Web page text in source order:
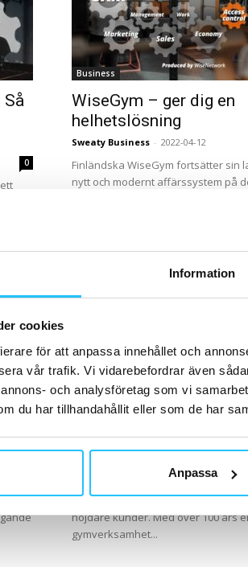
Information
cookies
för att anpassa innehållet och
vår trafik. Vi vidarebefordrar även
och analysföretag som vi
du har tillhandahållit eller som de har
Anpassa
Så
0
Business
WiseGym – ger dig en
helhetslösning
Sweaty Business - 2022-04-12
Finländska WiseGym fortsätter sin
nytt och modernt affärssystem på
gym
Digitalt
WiseGym – ett system
dig rätt fokus
Vi på WiseGym har som mål att
riktiga konkurrensfördelar, bättre
nöjdare kunder. Med över 100 års
gymverksamhet...